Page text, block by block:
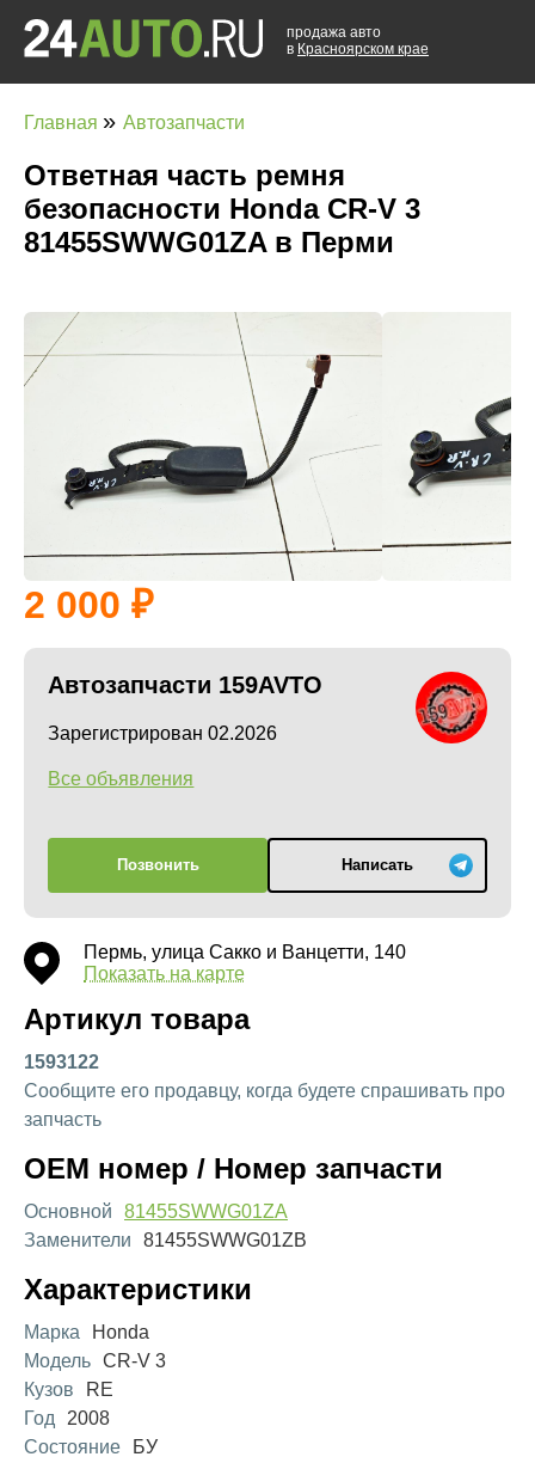
продажа авто
в Красноярском крае
Главная » Автозапчасти
Ответная часть ремня
безопасности Honda CR-V 3
81455SWWG01ZA в Перми
2 000
Автозапчасти 159AVTO
Зарегистрирован 02.2026
Все объявления
Позвонить Написать
Пермь, улица Сакко и Ванцетти, 140
Показать на карте
Артикул товара
1593122
Сообщите его продавцу, когда будете спрашивать про
запчасть
OEM номер / Номер запчасти
Основной
81455SWWG01ZA
Заменители
81455SWWG01ZB
Характеристики
Марка
Honda
Модель CR-V 3
Кузов
RE
Год
2008
Состояние
БУ